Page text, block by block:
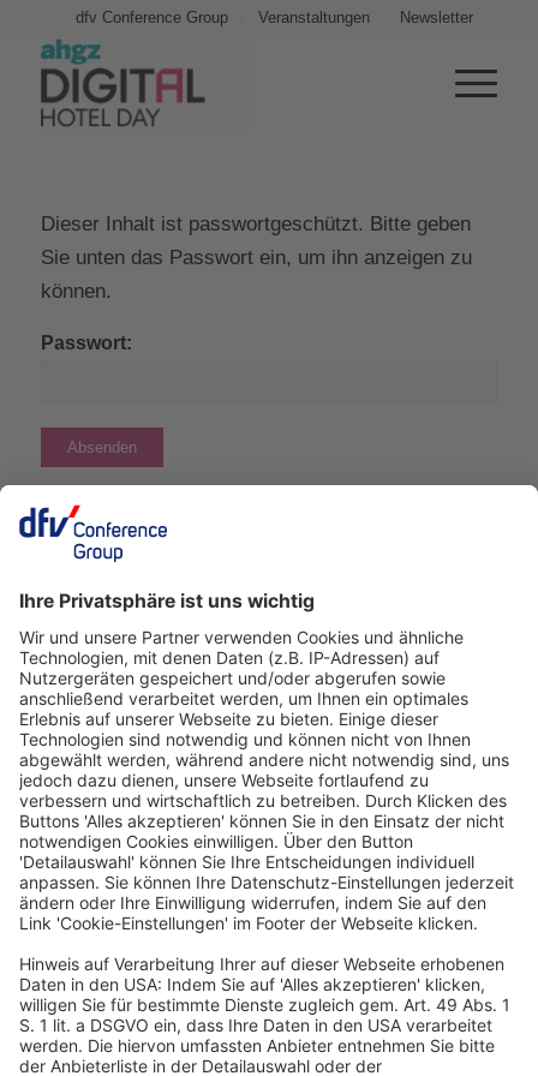
dfv Conference Group Veranstaltungen Newsletter
Dieser Inhalt ist passwortgeschützt. Bitte geben
Sie unten das Passwort ein, um ihn anzeigen zu
können.
Passwort:
Ein Business-Event von